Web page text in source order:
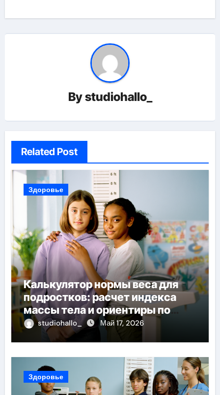
Bystudiohallo_
Related Post
Здоровье
Калькулятор нормы веса для
подростков: расчет индекса
массы тела и ориентиры по
возрасту, росту и полу
studiohallo_ Май 17, 2026
Здоровье